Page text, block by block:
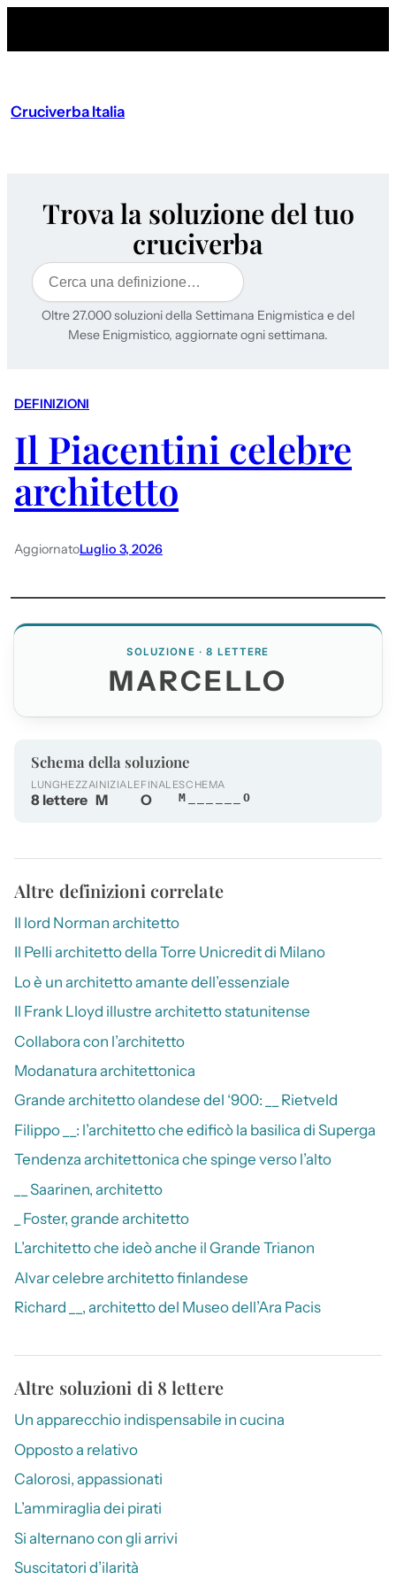
Cruciverba Italia
Trova la soluzione del tuo
cruciverba
Cerca
Oltre 27.000 soluzioni della Settimana Enigmistica e del
Mese Enigmistico, aggiornate ogni settimana.
DEFINIZIONI
Il Piacentini celebre
architetto
AggiornatoLuglio 3, 2026
SOLUZIONE · 8 LETTERE
MARCELLO
Schema della soluzione
LUNGHEZZA
8 lettere
INIZIALE
M
FINALE
O
SCHEMA
M______O
Altre definizioni correlate
Il lord Norman architetto
Il Pelli architetto della Torre Unicredit di Milano
Lo è un architetto amante dell’essenziale
Il Frank Lloyd illustre architetto statunitense
Collabora con l’architetto
Modanatura architettonica
Grande architetto olandese del ‘900: __ Rietveld
Filippo __: l’architetto che edificò la basilica di Superga
Tendenza architettonica che spinge verso l’alto
__ Saarinen, architetto
_ Foster, grande architetto
L’architetto che ideò anche il Grande Trianon
Alvar celebre architetto finlandese
Richard __, architetto del Museo dell’Ara Pacis
Altre soluzioni di 8 lettere
Un apparecchio indispensabile in cucina
Opposto a relativo
Calorosi, appassionati
L’ammiraglia dei pirati
Si alternano con gli arrivi
Suscitatori d’ilarità